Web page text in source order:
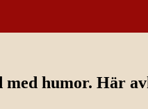
humor. Här